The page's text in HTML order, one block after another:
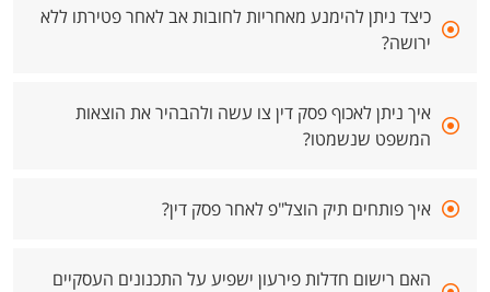
כיצד ניתן להימנע מאחריות לחובות אב לאחר פטירתו ללא
ירושה?
איך ניתן לאכוף פסק דין צו עשה ולהבהיר את הוצאות
המשפט שנשמטו?
איך פותחים תיק הוצל"פ לאחר פסק דין?
האם רישום חדלות פירעון ישפיע על התכנונים העסקיים